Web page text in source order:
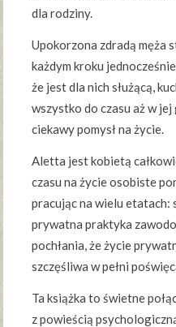
dla rodziny.
Upokorzona zdradą męża
każdym kroku
że jest dla nich służącą,
wszystko do czasu aż w
ciekawy pomysł na życie.
Aletta jest kobietą
czasu na życie osobiste
pracując na wielu etatach:
prywatna praktyka
pochłania, że życie
szczęśliwa w pełni
Ta książka to świetne
z powieścią